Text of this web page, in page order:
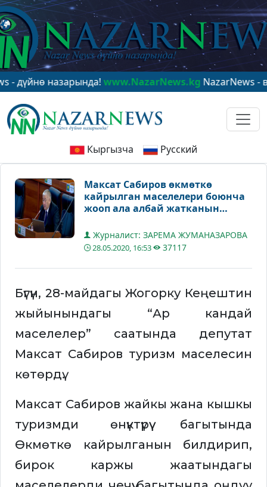
назарында!www.NazarNews.kgNazarNews - в
Кыргызча Русский
Максат Сабиров өкмөткө
кайрылган маселелери боюнча
жооп ала албай жатканын
Журналист: ЗАРЕМА ЖУМАНАЗАРОВА
28.05.2020, 16:53 37117
Бүгүн, 28-майдагы Жогорку Кеңештин
жыйынындагы “Ар кандай
маселелер” саатында депутат
Максат Сабиров туризм маселесин
көтөрдү.
Максат Сабиров жайкы жана кышкы
туризмди өнүктүрүү багытында
Өкмөткө кайрылганын билдирип,
бирок каржы жаатындагы